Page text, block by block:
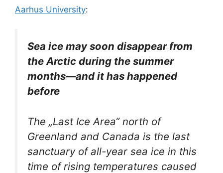
Aarhus University:
Sea ice may soon disappear from
the Arctic during the summer
months—and it has happened
before
The „Last Ice Area“ north of
Greenland and Canada is the last
sanctuary of all-year sea ice in this
time of rising temperatures caused